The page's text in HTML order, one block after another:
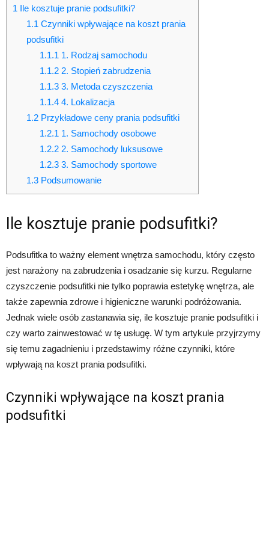
1 Ile kosztuje pranie podsufitki?
1.1 Czynniki wpływające na koszt prania
podsufitki
1.1.1 1. Rodzaj samochodu
1.1.2 2. Stopień zabrudzenia
1.1.3 3. Metoda czyszczenia
1.1.4 4. Lokalizacja
1.2Przykładowe ceny prania podsufitki
1.2.1 1. Samochody osobowe
1.2.2 2. Samochody luksusowe
1.2.3 3. Samochody sportowe
1.3Podsumowanie
Ile kosztuje pranie podsufitki?
Podsufitka to ważny element wnętrza samochodu, który często
jest narażony na zabrudzenia i osadzanie się kurzu. Regularne
czyszczenie podsufitki nie tylko poprawia estetykę wnętrza, ale
także zapewnia zdrowe i higieniczne warunki podróżowania.
Jednak wiele osób zastanawia się, ile kosztuje pranie podsufitki i
czy warto zainwestować w tę usługę. W tym artykule przyjrzymy
się temu zagadnieniu i przedstawimy różne czynniki, które
wpływają na koszt prania podsufitki.
Czynniki wpływające na koszt prania
podsufitki